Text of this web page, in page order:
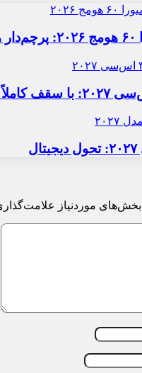
بخش‌های موردنیاز